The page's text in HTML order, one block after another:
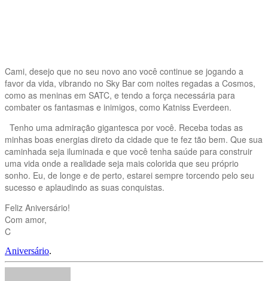
Cami, desejo que no seu novo ano você continue se jogando a
favor da vida, vibrando no Sky Bar com noites regadas a Cosmos,
como as meninas em SATC, e tendo a força necessária para
combater os fantasmas e inimigos, como Katniss Everdeen.
Tenho uma admiração gigantesca por você. Receba todas as
minhas boas energias direto da cidade que te fez tão bem. Que sua
caminhada seja iluminada e que você tenha saúde para construir
uma vida onde a realidade seja mais colorida que seu próprio
sonho. Eu, de longe e de perto, estarei sempre torcendo pelo seu
sucesso e aplaudindo as suas conquistas.
Feliz Aniversário!
Com amor,
C
Aniversário.